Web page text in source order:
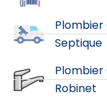
Plombier
Septique
Plombier
Robinet